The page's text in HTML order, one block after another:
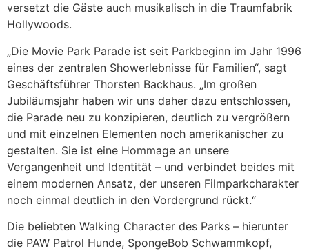
versetzt die Gäste auch musikalisch in die Traumfabrik
Hollywoods.
„Die Movie Park Parade ist seit Parkbeginn im Jahr 1996
eines der zentralen Showerlebnisse für Familien“, sagt
Geschäftsführer Thorsten Backhaus. „Im großen
Jubiläumsjahr haben wir uns daher dazu entschlossen,
die Parade neu zu konzipieren, deutlich zu vergrößern
und mit einzelnen Elementen noch amerikanischer zu
gestalten. Sie ist eine Hommage an unsere
Vergangenheit und Identität – und verbindet beides mit
einem modernen Ansatz, der unseren Filmparkcharakter
noch einmal deutlich in den Vordergrund rückt.“
Die beliebten Walking Character des Parks – hierunter
die PAW Patrol Hunde, SpongeBob Schwammkopf,